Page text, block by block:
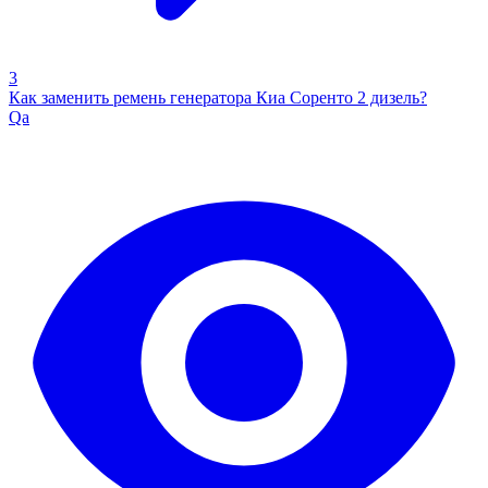
3
Как заменить ремень генератора Киа Соренто 2 дизель?
Qa